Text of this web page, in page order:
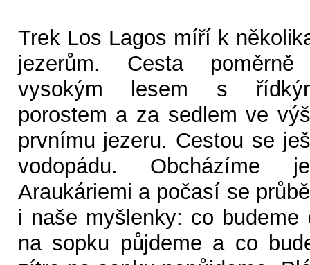
Trek Los Lagos míří k
jezerům. Cesta
vysokým lesem s
porostem a za sedlem ve
prvnímu jezeru. Cestou se
vodopádu. Obcházíme
Araukáriemi a počasí se
i naše myšlenky: co budeme
na sopku půjdeme a co